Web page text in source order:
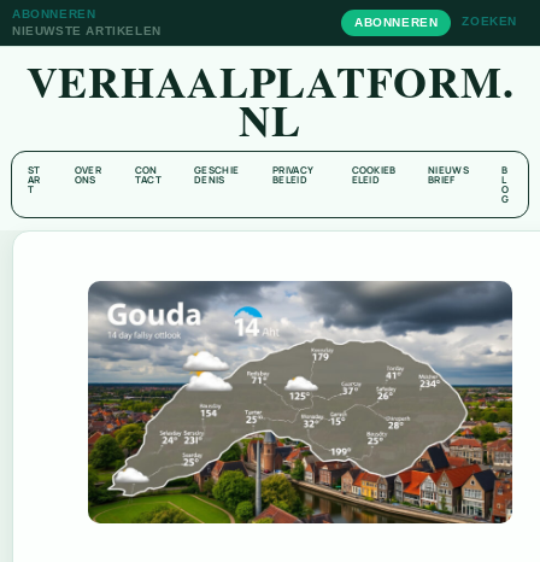
ABONNEREN
NIEUWSTE ARTIKELEN
ABONNEREN ZOEKEN
VERHAALPLATFORM.
NL
ST
AR
T
OVER
ONS
CON
TACT
GESCHIE
DENIS
PRIVACY
BELEID
COOKIEB
ELEID
NIEUWS
BRIEF
B
L
O
G